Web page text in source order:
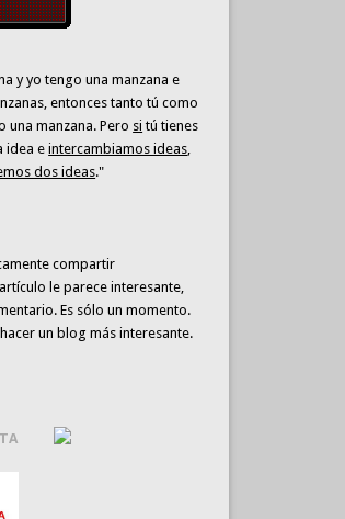
y yo tengo una manzana e
entonces tanto tú como
una manzana. Pero si tú tienes
idea eintercambiamos ideas,
dos ideas."
compartir
le parece interesante,
Es sólo un momento.
un blog más interesante.